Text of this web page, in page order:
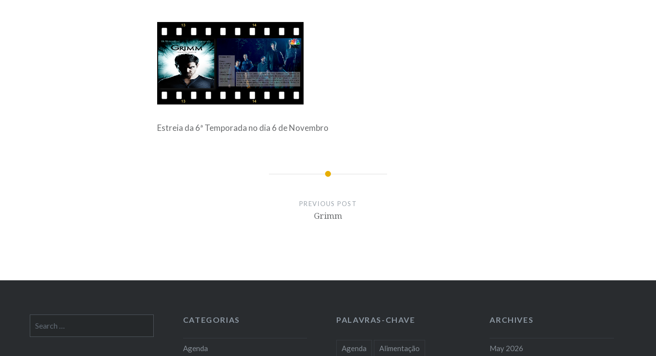
Estreia da 6ª Temporada no dia 6 de Novembro
PREVIOUS POST
Grimm
for:
CATEGORIAS
Agenda
PALAVRAS-CHAVE
Agenda Alimentação
ARCHIVES
May 2026